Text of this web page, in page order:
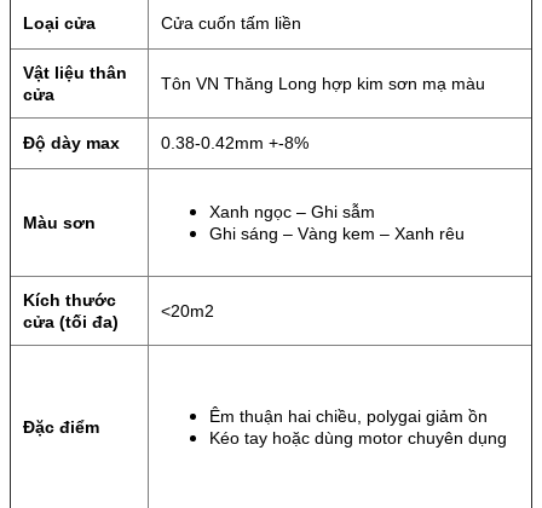
Loại cửa Cửa cuốn tấm liền
Vật liệu thân
cửa
Tôn VN Thăng Long hợp kim sơn mạ màu
Độ dày max 0.38-0.42mm +-8%
Màu sơn
Xanh ngọc – Ghi sẫm
Ghi sáng – Vàng kem – Xanh rêu
Kích thước
cửa (tối đa)
<20m2
Đặc điểm
Êm thuận hai chiều, polygai giảm ồn
Kéo tay hoặc dùng motor chuyên dụng